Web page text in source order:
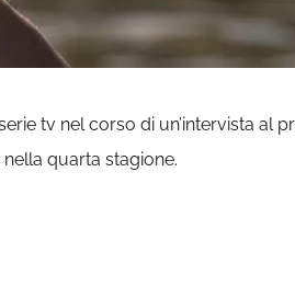
tv nel corso di un’intervista al
quarta stagione.